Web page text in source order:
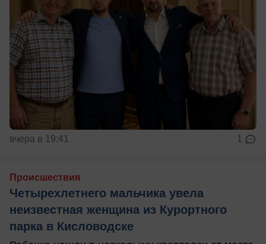
вчера в 19:41 1
Происшествия
Четырехлетнего мальчика увела
неизвестная женщина из Курортного
парка в Кисловодске